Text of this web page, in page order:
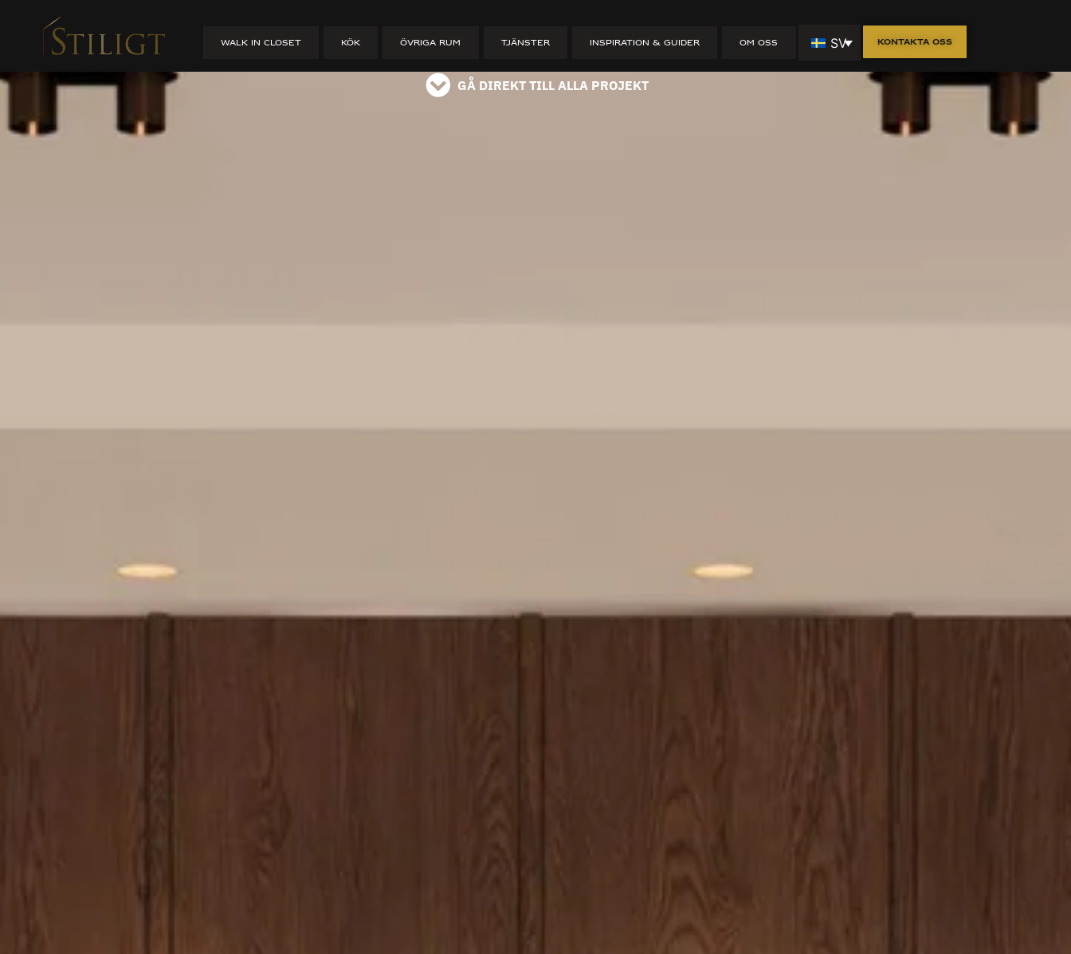
WALK IN CLOSET KÖK ÖVRIGA RUM TJÄNSTER INSPIRATION & GUIDER OM OSS SV Kontakta oss
Platsbyggda kök – kvalitet & design
HEM PLATSBYGGDA KÖK
GÅ DIREKT TILL ALLA PROJEKT